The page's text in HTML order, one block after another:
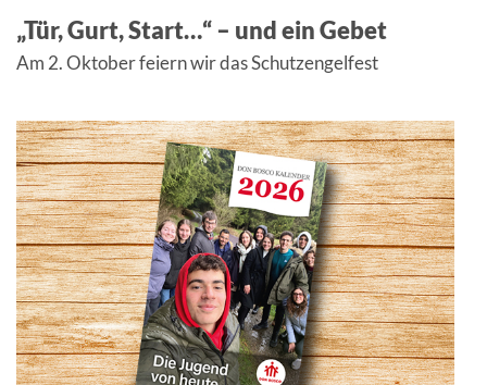
„Tür, Gurt, Start…“ – und ein Gebet
Am 2. Oktober feiern wir das Schutzengelfest